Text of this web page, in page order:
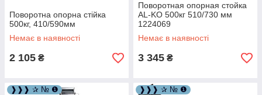
Поворотна опорна стійка
500кг, 410/590мм
Немає в наявності
2 105 ₴
Поворотная опорная стойка
AL-KO 500кг 510/730 мм
1224069
Немає в наявності
3 345 ₴
❱❱❱ ✰ № ❶ ❱❱❱ ✰ № ❶